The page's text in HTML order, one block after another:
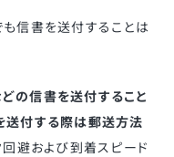
信書を送付することは
の信書を送付すること
送付する際は郵送方法
回避および到着スピード